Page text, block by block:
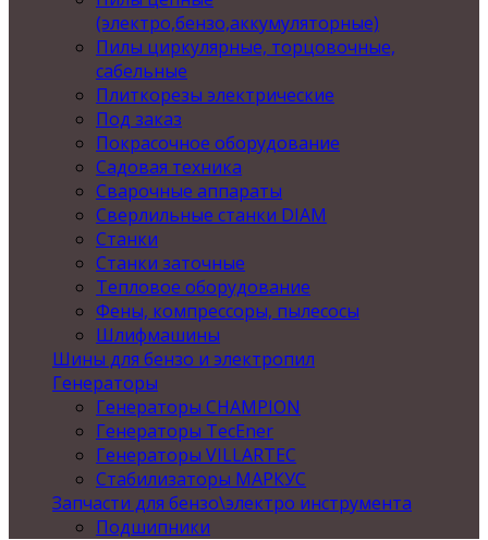
(электро,бензо,аккумуляторные)
Пилы циркулярные, торцовочные,
сабельные
Плиткорезы электрические
Под заказ
Покрасочное оборудование
Садовая техника
Сварочные аппараты
Сверлильные станки DIAM
Станки
Станки заточные
Тепловое оборудование
Фены, компрессоры, пылесосы
Шлифмашины
Шины для бензо и электропил
Генераторы
Генераторы CHAMPION
Генераторы TecEner
Генераторы VILLARTEC
Стабилизаторы МАРКУС
Запчасти для бензо\электро инструмента
Подшипники